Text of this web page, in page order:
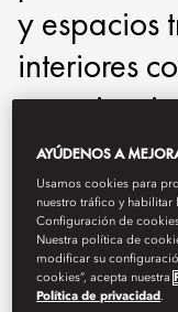
y espacios
interiores
profunda
calma
momal-
+34 971 88 00
AYÚDENOS A
Usamos cookies para
nuestro tráfico y habilitar
Configuración de
Nuestra política de
modificar su
cookies”, acepta nuestra
Política de privacidad .